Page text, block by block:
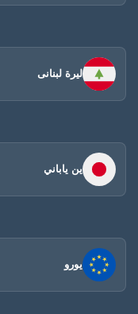
ليرة لبنانى
ين ياباني
يورو